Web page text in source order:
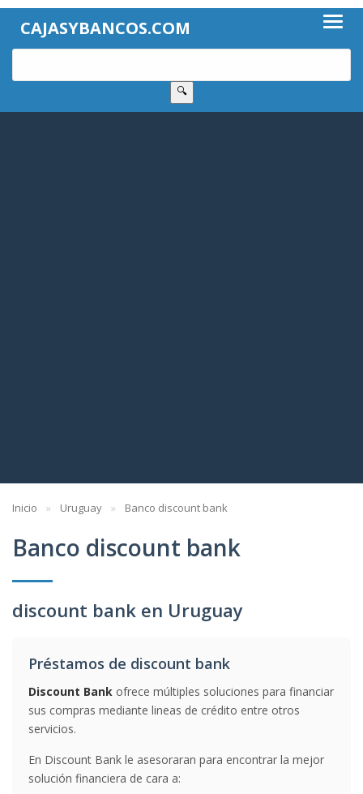
CAJASYBANCOS.COM
🔍
Inicio Uruguay Banco discount bank
Banco discount bank
discount bank en Uruguay
Préstamos de discount bank
Discount Bank ofrece múltiples soluciones para financiar
sus compras mediante lineas de crédito entre otros
servicios.
En Discount Bank le asesoraran para encontrar la mejor
solución financiera de cara a: